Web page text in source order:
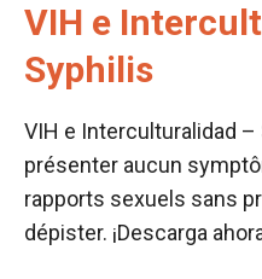
VIH e
Syphilis
VIH e Interculturalidad
présenter aucun
rapports sexuels sans
dépister. ¡Descarga